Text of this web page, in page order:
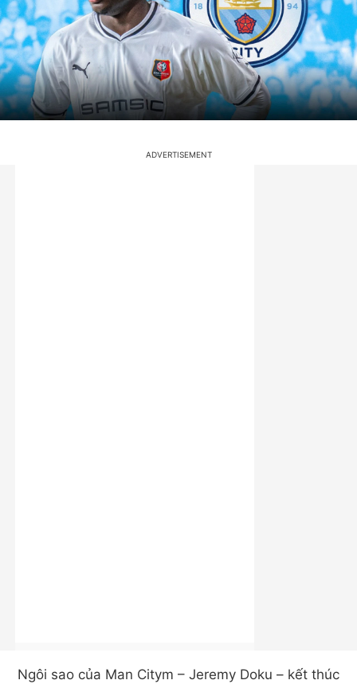
Ngôi sao của Man Citym – Jeremy Doku – kết thúc